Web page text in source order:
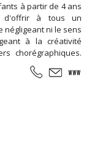
à partir de 4 ans
d'offrir à tous un
négligeant ni le sens
à la créativité
chorégraphiques.
hop, break, ragga,
batterie, basse,